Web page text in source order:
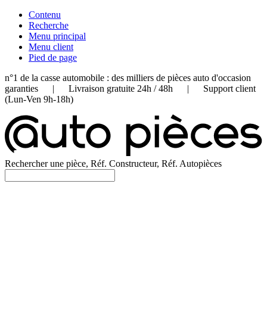
Contenu
Recherche
Menu principal
Menu client
Pied de page
n°1 de la casse automobile : des milliers de pièces auto d'occasion
garanties | Livraison gratuite 24h / 48h | Support client
(Lun-Ven 9h-18h)
Rechercher une pièce, Réf. Constructeur, Réf. Autopièces